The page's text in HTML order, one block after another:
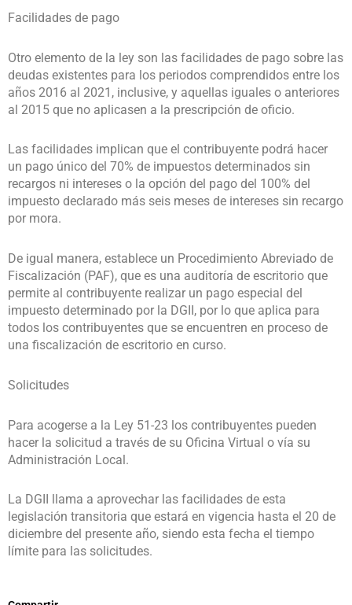
Facilidades de pago
Otro elemento de la ley son las facilidades de pago sobre las
deudas existentes para los periodos comprendidos entre los
años 2016 al 2021, inclusive, y aquellas iguales o anteriores
al 2015 que no aplicasen a la prescripción de oficio.
Las facilidades implican que el contribuyente podrá hacer
un pago único del 70% de impuestos determinados sin
recargos ni intereses o la opción del pago del 100% del
impuesto declarado más seis meses de intereses sin recargo
por mora.
De igual manera, establece un Procedimiento Abreviado de
Fiscalización (PAF), que es una auditoría de escritorio que
permite al contribuyente realizar un pago especial del
impuesto determinado por la DGII, por lo que aplica para
todos los contribuyentes que se encuentren en proceso de
una fiscalización de escritorio en curso.
Solicitudes
Para acogerse a la Ley 51-23 los contribuyentes pueden
hacer la solicitud a través de su Oficina Virtual o vía su
Administración Local.
La DGII llama a aprovechar las facilidades de esta
legislación transitoria que estará en vigencia hasta el 20 de
diciembre del presente año, siendo esta fecha el tiempo
límite para las solicitudes.